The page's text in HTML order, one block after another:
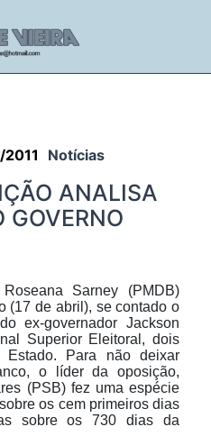
Notícias
ANALISA
GOVERNO
Sarney (PMDB)
(17 de abril), se contado o
ex-governador Jackson
Superior Eleitoral, dois
Para não deixar
o líder da oposição,
(PSB) fez uma espécie
os cem primeiros dias
sobre os 730 dias da